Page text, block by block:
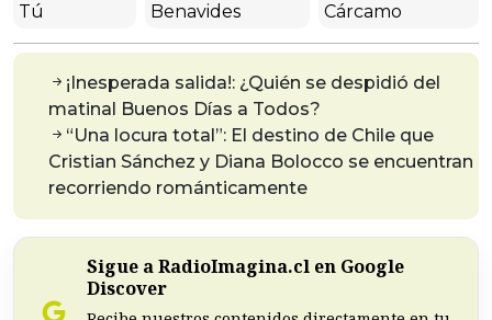
Tú
Benavides
Cárcamo
¡Inesperada salida!: ¿Quién se despidió del
matinal Buenos Días a Todos?
“Una locura total”: El destino de Chile que
Cristian Sánchez y Diana Bolocco se encuentran
recorriendo románticamente
Sigue a RadioImagina.cl en Google
Discover